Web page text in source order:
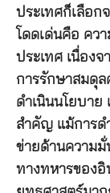
ประเทศก็เลือ
โดดเด่นคือ คว
ประเทศ เนื่อง
การรักษาสมดุล
ดำเนินนโยบาย
สำคัญ แม้การด
ข่ายด้านความมั่
ทางทหารของ